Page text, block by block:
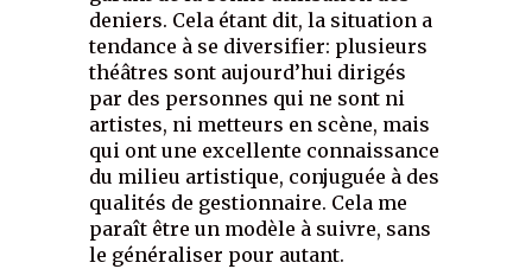
deniers. Cela étant dit, la situation a
tendance à se diversifier: plusieurs
théâtres sont aujourd’hui dirigés
par des personnes qui ne sont ni
artistes, ni metteurs en scène, mais
qui ont une excellente connaissance
du milieu artistique, conjuguée à des
qualités de gestionnaire. Cela me
paraît être un modèle à suivre, sans
le généraliser pour autant.